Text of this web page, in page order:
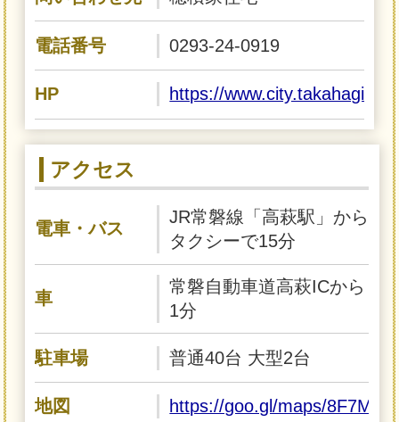
電話番号 0293-24-0919
HP https://
アクセス
電車・バス
JR常磐線「高萩駅」から
タクシーで15分
車
常磐自動車道高萩ICから
1分
駐車場 普通40台 大型2台
地図 https://goo.gl/maps/